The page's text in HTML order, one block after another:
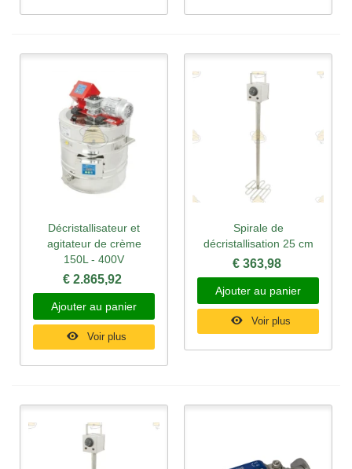
Décristallisateur et
agitateur de crème
150L - 400V
€ 2.865,92
Ajouter au panier
Voir plus
Spirale de
décristallisation 25 cm
€ 363,98
Ajouter au panier
Voir plus